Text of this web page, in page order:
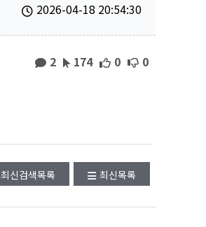
2026-04-18 20:54:30
2 174 0 0
최신검색목록 최신목록